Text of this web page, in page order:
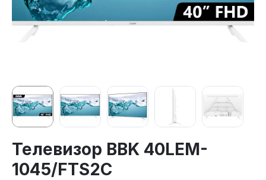
Телевизор BBK 40LEM-
1045/FTS2C